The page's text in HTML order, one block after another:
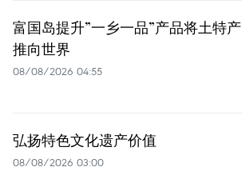
富国岛提升”一乡一品”产品将土特产
推向世界
08/08/2026 04:55
弘扬特色文化遗产价值
08/08/2026 03:00